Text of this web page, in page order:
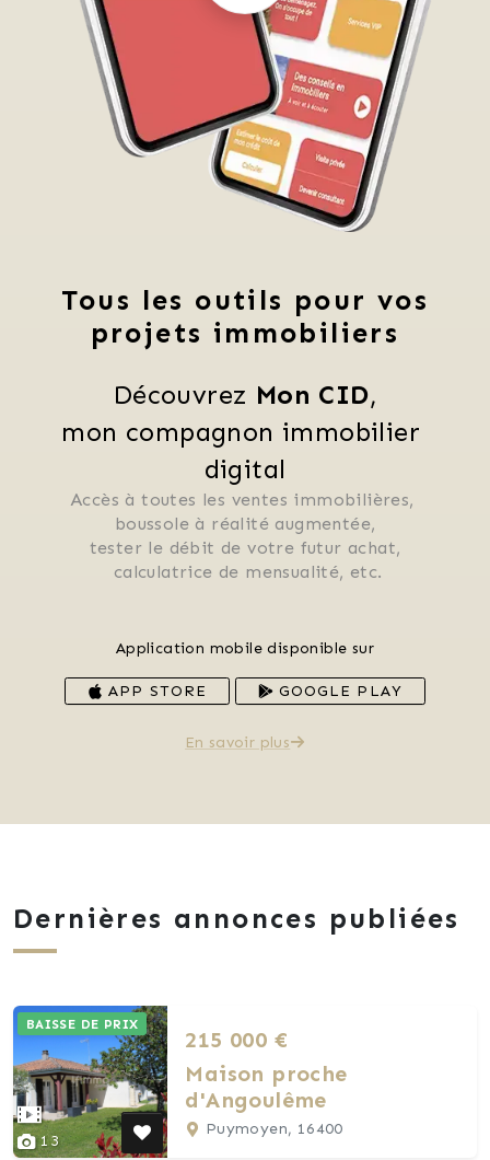
Tous les outils pour vos
projets immobiliers
Découvrez Mon CID,
mon compagnon immobilier
digital
Accès à toutes les ventes immobilières,
boussole à réalité augmentée,
tester le débit de votre futur achat,
calculatrice de mensualité, etc.
Application mobile disponible sur
APP STORE GOOGLE PLAY
En savoir plus
Dernières annonces publiées
13
BAISSE DE PRIX
215 000 €
Maison proche
d'Angoulême
Puymoyen, 16400